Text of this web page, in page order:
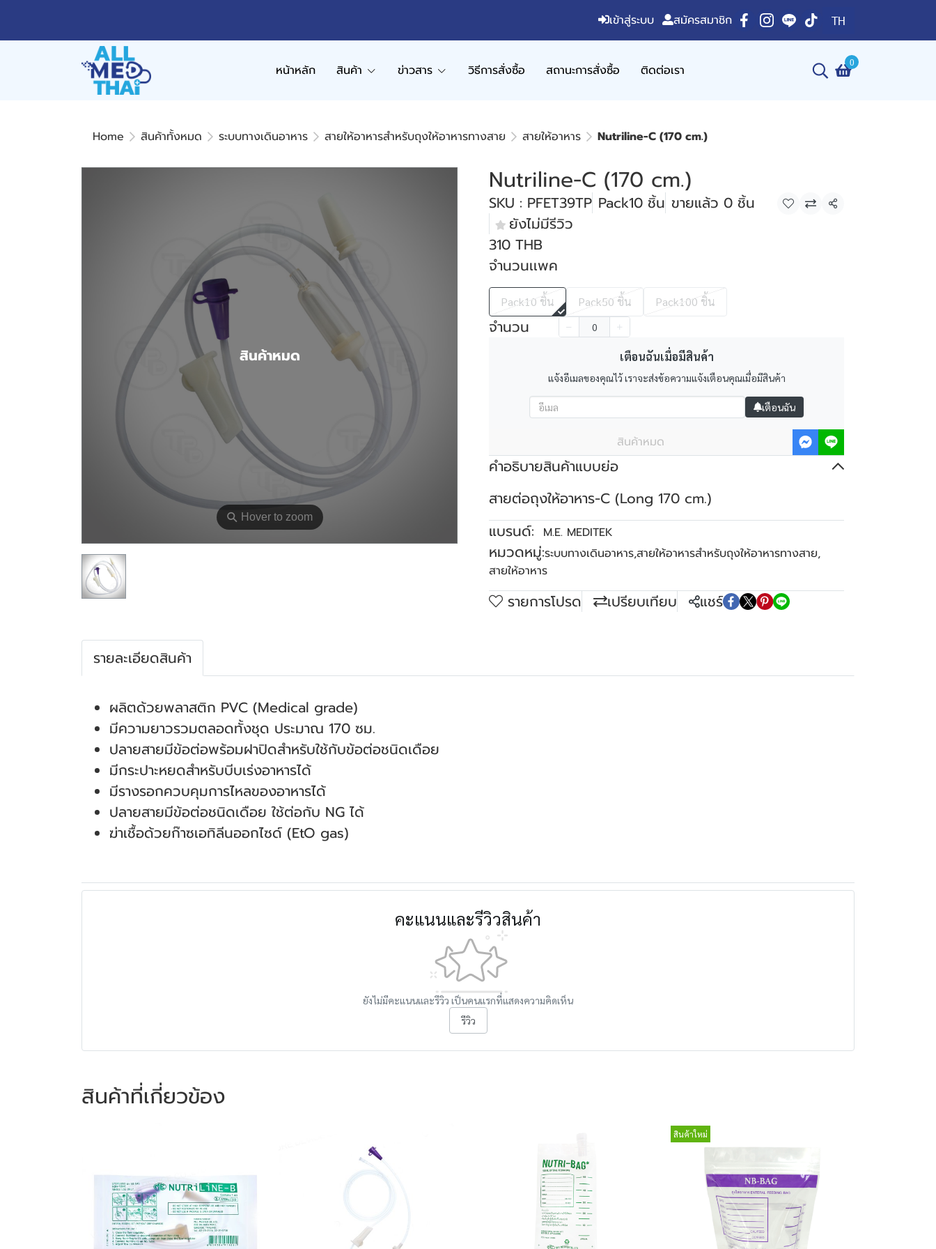
เข้าสู่ระบบ สมัครสมาชิก TH
หน้าหลัก สินค้า ข่าวสาร วิธีการสั่งซื้อ สถานะการสั่งซื้อ ติดต่อเรา 0
Home สินค้าทั้งหมด ระบบทางเดินอาหาร สายให้อาหารสำหรับถุงให้อาหารทางสาย สายให้อาหาร Nutriline-C (170 cm.)
⚲ Hover to zoom
สินค้าหมด
Nutriline-C (170 cm.)
SKU : PFET39TP Pack10 ชิ้น ขายแล้ว 0 ชิ้น
ยังไม่มีรีวิว
แชร์
310 THB
จำนวนเเพค
Pack10 ชิ้น Pack50 ชิ้น Pack100 ชิ้น
จำนวน
เตือนฉันเมื่อมีสินค้า
แจ้งอีเมลของคุณไว้ เราจะส่งข้อความแจ้งเตือนคุณเมื่อมีสินค้า
เตือนฉัน
สินค้าหมด
คำอธิบายสินค้าแบบย่อ
สายต่อถุงให้อาหาร-C (Long 170 cm.)
แบรนด์:
M.E. MEDITEK
หมวดหมู่:ระบบทางเดินอาหาร,สายให้อาหารสำหรับถุงให้อาหารทางสาย,
สายให้อาหาร
รายการโปรด เปรียบเทียบ แชร์
รายละเอียดสินค้า
ผลิตด้วยพลาสติก PVC (Medical grade)
มีความยาวรวมตลอดทั้งชุด ประมาณ 170 ซม.
ปลายสายมีข้อต่อพร้อมฝาปิดสำหรับใช้กับข้อต่อชนิดเดือย
มีกระปาะหยดสำหรับบีบเร่งอาหารได้
มีรางรอกควบคุมการไหลของอาหารได้
ปลายสายมีข้อต่อชนิดเดือย ใช้ต่อกับ NG ได้
ฆ่าเชื้อด้วยก๊าซเอทิลีนออกไซด์ (EtO gas)
คะแนนและรีวิวสินค้า
ยังไม่มีคะแนนและรีวิว เป็นคนแรกที่แสดงความคิดเห็น
รีวิว
สินค้าที่เกี่ยวข้อง
สินค้าใหม่